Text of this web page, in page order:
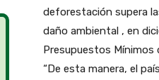
deforestación supera
daño ambiental , en
Presupuestos
“De esta manera, el